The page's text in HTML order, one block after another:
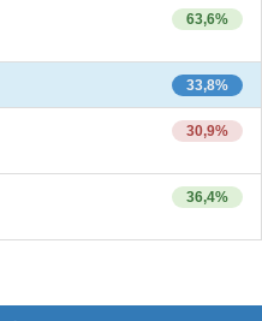
63,6%
33,8%
30,9%
36,4%